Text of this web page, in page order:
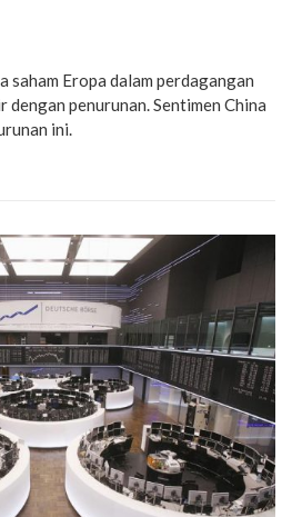
saham Eropa dalam perdagangan
penurunan. Sentimen China
ini.